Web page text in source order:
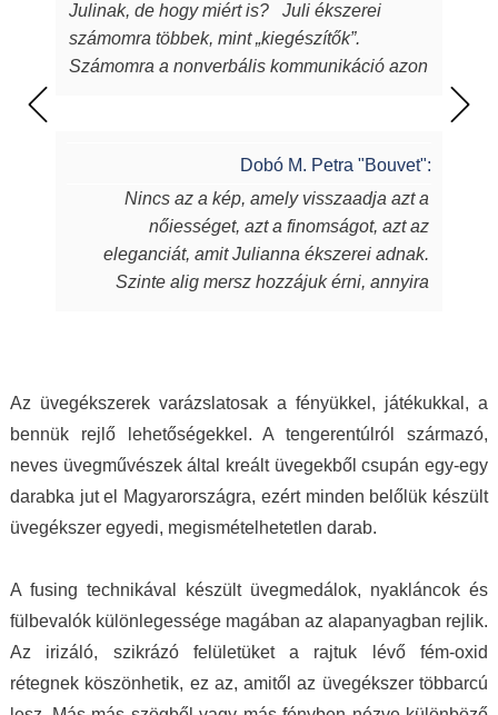
Julinak, de hogy miért is? Juli ékszerei
számomra többek, mint „kiegészítők”.
Számomra a nonverbális kommunikáció azon
egyediek, csodaszépek, igényesek,
sugározzák az alkotójuk által belevitt
energiát, szeretetet, amit készítőjük alkotás
során beletett. Szeretem a kincseit, viselem
nap mint nap, melyek során magabiztosabb,
stílust adnak viselőjüknek. Ha a „waooo
érzést” az itt olvasó ismeri…akkor tudja miről
is beszélek. Mindenkinek ilyet kívánok, neked
Dobó M. Petra "Bouvet":
Nincs az a kép, amely visszaadja azt a
nőiességet, azt a finomságot, azt az
eleganciát, amit Julianna ékszerei adnak.
Szinte alig mersz hozzájuk érni, annyira
hordasz épp, akár hétköznapi laza stílust,
nagyon elegánsat, az ékszertől te leszel a
királylány. Varázslat ám, ebben egészen
biztos vagyok.
Az üvegékszerek varázslatosak a fényükkel, játékukkal, a
bennük rejlő lehetőségekkel. A tengerentúlról származó,
neves üvegművészek által kreált üvegekből csupán egy-egy
darabka jut el Magyarországra, ezért minden belőlük készült
üvegékszer egyedi, megismételhetetlen darab.
A fusing technikával készült üvegmedálok, nyakláncok és
fülbevalók különlegessége magában az alapanyagban rejlik.
Az irizáló, szikrázó felületüket a rajtuk lévő fém-oxid
rétegnek köszönhetik, ez az, amitől az üvegékszer többarcú